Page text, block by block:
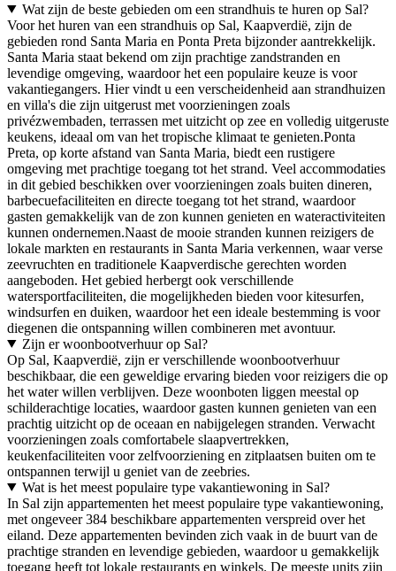
Wat zijn de beste gebieden om een strandhuis te huren op Sal?
Voor het huren van een strandhuis op Sal, Kaapverdië, zijn de
gebieden rond Santa Maria en Ponta Preta bijzonder aantrekkelijk.
Santa Maria staat bekend om zijn prachtige zandstranden en
levendige omgeving, waardoor het een populaire keuze is voor
vakantiegangers. Hier vindt u een verscheidenheid aan strandhuizen
en villa's die zijn uitgerust met voorzieningen zoals
privézwembaden, terrassen met uitzicht op zee en volledig uitgeruste
keukens, ideaal om van het tropische klimaat te genieten.Ponta
Preta, op korte afstand van Santa Maria, biedt een rustigere
omgeving met prachtige toegang tot het strand. Veel accommodaties
in dit gebied beschikken over voorzieningen zoals buiten dineren,
barbecuefaciliteiten en directe toegang tot het strand, waardoor
gasten gemakkelijk van de zon kunnen genieten en wateractiviteiten
kunnen ondernemen.Naast de mooie stranden kunnen reizigers de
lokale markten en restaurants in Santa Maria verkennen, waar verse
zeevruchten en traditionele Kaapverdische gerechten worden
aangeboden. Het gebied herbergt ook verschillende
watersportfaciliteiten, die mogelijkheden bieden voor kitesurfen,
windsurfen en duiken, waardoor het een ideale bestemming is voor
diegenen die ontspanning willen combineren met avontuur.
Zijn er woonbootverhuur op Sal?
Op Sal, Kaapverdië, zijn er verschillende woonbootverhuur
beschikbaar, die een geweldige ervaring bieden voor reizigers die op
het water willen verblijven. Deze woonboten liggen meestal op
schilderachtige locaties, waardoor gasten kunnen genieten van een
prachtig uitzicht op de oceaan en nabijgelegen stranden. Verwacht
voorzieningen zoals comfortabele slaapvertrekken,
keukenfaciliteiten voor zelfvoorziening en zitplaatsen buiten om te
ontspannen terwijl u geniet van de zeebries.
Wat is het meest populaire type vakantiewoning in Sal?
In Sal zijn appartementen het meest populaire type vakantiewoning,
met ongeveer 384 beschikbare appartementen verspreid over het
eiland. Deze appartementen bevinden zich vaak in de buurt van de
prachtige stranden en levendige gebieden, waardoor u gemakkelijk
toegang heeft tot lokale restaurants en winkels. De meeste units zijn